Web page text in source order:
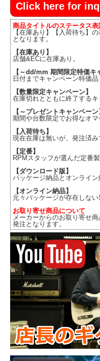
Click here for
商品タイトルのステータス表
【在庫あり】【入荷待ち】
となります。
【在庫あり】
店舗&ECに在庫あり。
【～dd/mm 期間限定特価キ
日付までキャンペーン特価品
【数量限定キャンペーン】
在庫切れとともに終了する
【～プレゼントキャンペーン
期間や台数限定でお得なオ
【入荷待ち】
現在在庫は無いが、発注済
【定番】
RPMスタッフが選んだ定番
【ダウンロード版】
パッケージ納品とオンライ
【オンライン納品】
元々パッケージが存在しない
お取り寄せ商品について
メーカーからのお取り寄せ
発注となります。